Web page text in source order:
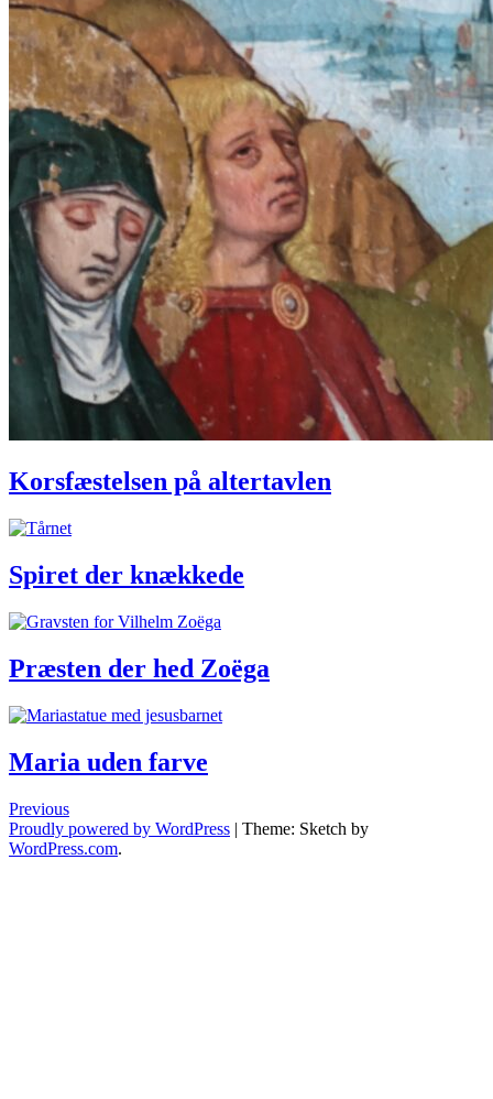
Korsfæstelsen på altertavlen
Spiret
knækkede
Spiret der knækkede
Præsten
hed
Zoëga
Præsten der hed Zoëga
Maria
farve
Maria uden farve
Posts
navigation
Previous
Proudly powered by WordPress | Theme: Sketch by
WordPress.com.